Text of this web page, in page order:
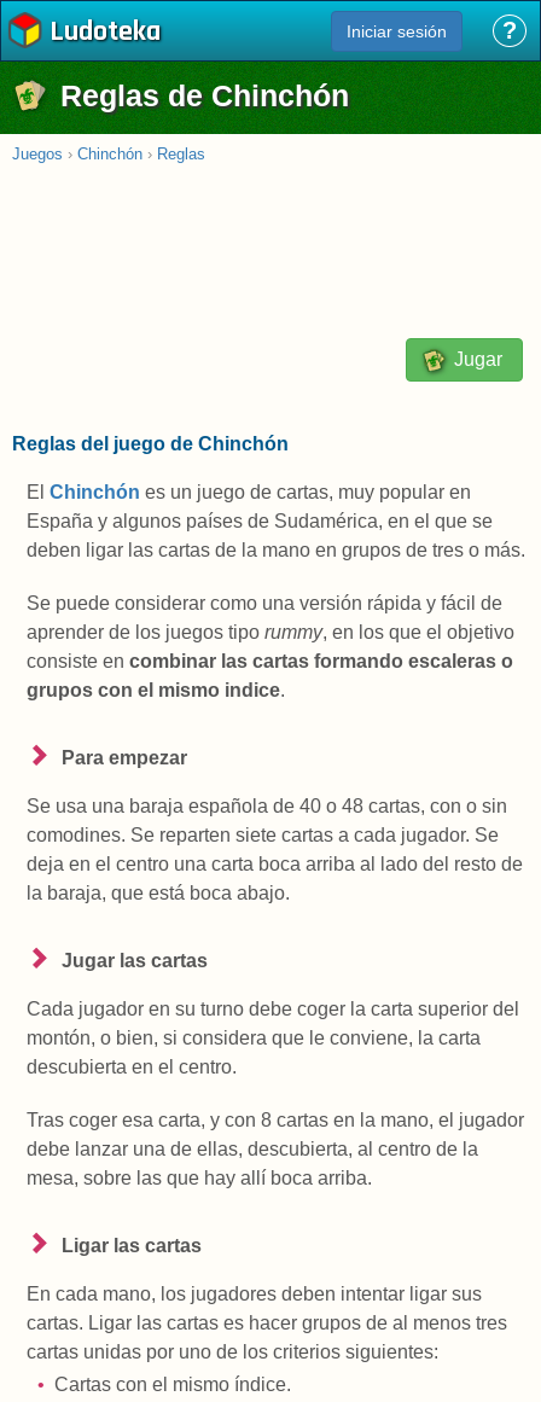
Ludoteka Iniciar sesión ?
Reglas de Chinchón
Juegos › Chinchón › Reglas
Jugar
Reglas del juego de Chinchón
El Chinchón es un juego de cartas, muy popular en
España y algunos países de Sudamérica, en el que se
deben ligar las cartas de la mano en grupos de tres o más.
Se puede considerar como una versión rápida y fácil de
aprender de los juegos tipo rummy, en los que el objetivo
consiste en combinar las cartas formando escaleras o
grupos con el mismo indice.
Para empezar
Se usa una baraja española de 40 o 48 cartas, con o sin
comodines. Se reparten siete cartas a cada jugador. Se
deja en el centro una carta boca arriba al lado del resto de
la baraja, que está boca abajo.
Jugar las cartas
Cada jugador en su turno debe coger la carta superior del
montón, o bien, si considera que le conviene, la carta
descubierta en el centro.
Tras coger esa carta, y con 8 cartas en la mano, el jugador
debe lanzar una de ellas, descubierta, al centro de la
mesa, sobre las que hay allí boca arriba.
Ligar las cartas
En cada mano, los jugadores deben intentar ligar sus
cartas. Ligar las cartas es hacer grupos de al menos tres
cartas unidas por uno de los criterios siguientes:
Cartas con el mismo índice.